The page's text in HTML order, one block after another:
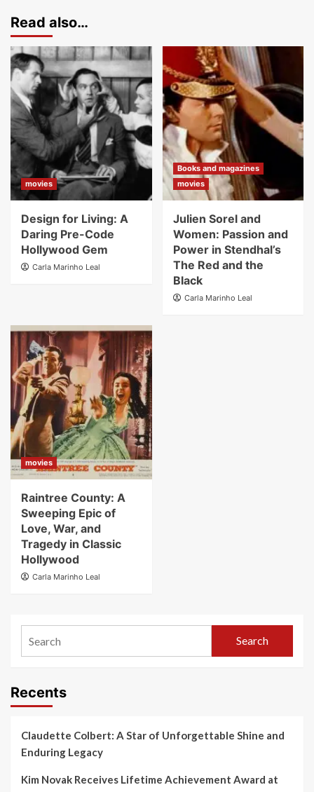
Read also…
movies
Design for Living: A
Daring Pre-Code
Hollywood Gem
Carla Marinho Leal
Books and magazines
movies
Julien Sorel and
Women: Passion and
Power in Stendhal’s
The Red and the
Black
Carla Marinho Leal
movies
Raintree County: A
Sweeping Epic of
Love, War, and
Tragedy in Classic
Hollywood
Carla Marinho Leal
Search
Recents
Claudette Colbert: A Star of Unforgettable Shine and
Enduring Legacy
Kim Novak Receives Lifetime Achievement Award at